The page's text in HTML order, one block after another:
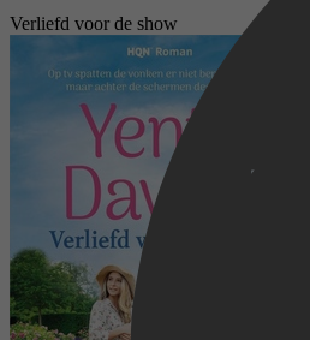
Verliefd voor de show